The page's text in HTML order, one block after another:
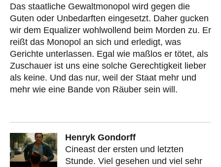
Das staatliche Gewaltmonopol wird gegen die
Guten oder Unbedarften eingesetzt. Daher gucken
wir dem Equalizer wohlwollend beim Morden zu. Er
reißt das Monopol an sich und erledigt, was
Gerichte unterlassen. Egal wie maßlos er tötet, als
Zuschauer ist uns eine solche Gerechtigkeit lieber
als keine. Und das nur, weil der Staat mehr und
mehr wie eine Bande von Räuber sein will.
Henryk Gondorff
Cineast der ersten und letzten
Stunde. Viel gesehen und viel sehr